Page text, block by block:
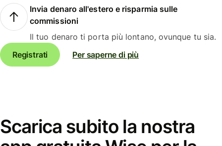
Invia denaro all'estero e risparmia sulle
commissioni
Il tuo denaro ti porta più lontano, ovunque tu sia.
Registrati
Per saperne di più
Scarica subito la nostra